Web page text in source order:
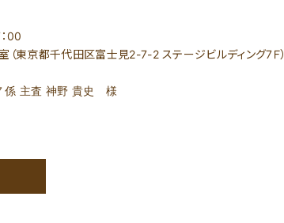
00
東京都千代田区富士見2-7-2 ステージビルディング7Ｆ）
係 主査 神野 貴史 様